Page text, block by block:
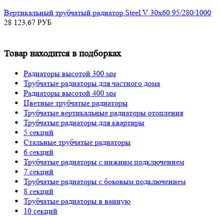
Вертикальный трубчатый радиатор Steel V 30х60 95/280/1000
28 123,67 РУБ
Товар находится в подборках
Радиаторы высотой 300 мм
Трубчатые радиаторы для частного дома
Радиаторы высотой 400 мм
Цветные трубчатые радиаторы
Трубчатые вертикальные радиаторы отопления
Трубчатые радиаторы для квартиры
5 секций
Стальные трубчатые радиаторы
6 секций
Трубчатые радиаторы с нижним подключением
7 секций
Трубчатые радиаторы с боковым подключением
8 секций
Трубчатые радиаторы в ванную
10 секций